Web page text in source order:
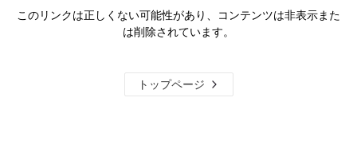
このリンクは正しくない可能性があり、コンテンツは非表示また
は削除されています。
トップページ